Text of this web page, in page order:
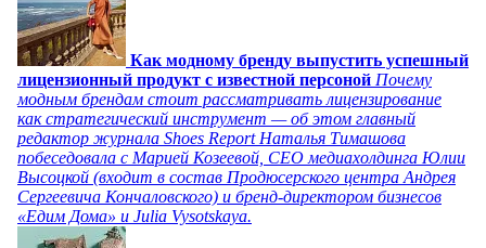
Как модному бренду выпустить успешный
лицензионный продукт с известной персоной Почему
модным брендам стоит рассматривать лицензирование
как стратегический инструмент — об этом главный
редактор журнала Shoes Report Наталья Тимашова
побеседовала с Марией Козеевой, СЕО медиахолдинга Юлии
Высоцкой (входит в состав Продюсерского центра Андрея
Сергеевича Кончаловского) и бренд-директором бизнесов
«Едим Дома» и Julia Vysotskaya.